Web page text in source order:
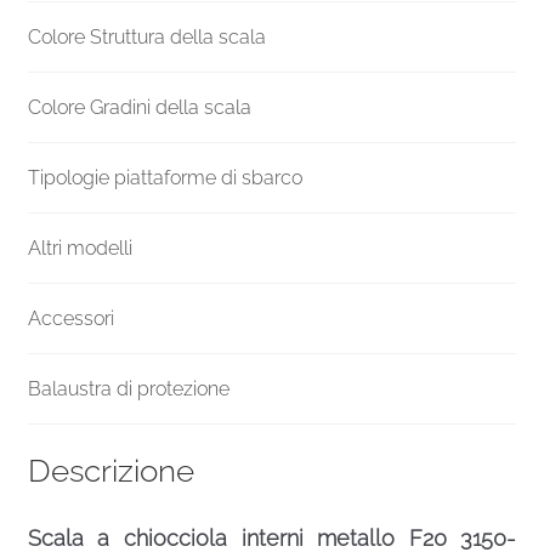
mm
Colore Struttura della scala
Colore Gradini della scala
Tipologie piattaforme di sbarco
Altri modelli
Accessori
Balaustra di protezione
Descrizione
Scala a chiocciola interni metallo F20 3150-